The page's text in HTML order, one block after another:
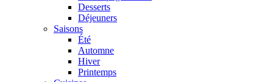
Desserts
Déjeuners
Saisons
Été
Automne
Hiver
Printemps